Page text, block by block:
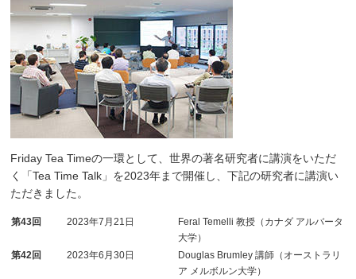
Friday Tea Timeの一環として、世界の著名研究者に講演をいただ
く「Tea Time Talk」を2023年まで開催し、下記の研究者に講演い
ただきました。
第43回 2023年7月21日
Feral Temelli 教授（カナダ アルバータ
大学）
第42回
2023年6月30日
Douglas Brumley 講師（オーストラリ
ア メルボルン大学）